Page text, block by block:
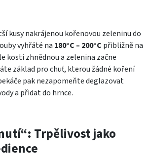
kusy nakrájenou kořenovou zeleninu do
vyhřáté na 180°C – 200°C přibližně na
kosti zhnědnou a zelenina začne
základ pro chuť, kterou žádné koření
pak nezapomeňte deglazovat
a přidat do hrnce.
Trpělivost jako